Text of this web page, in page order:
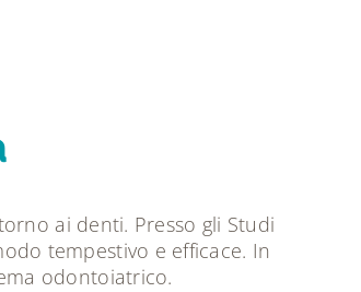
ai denti. Presso gli Studi
tempestivo e efficace. In
odontoiatrico.